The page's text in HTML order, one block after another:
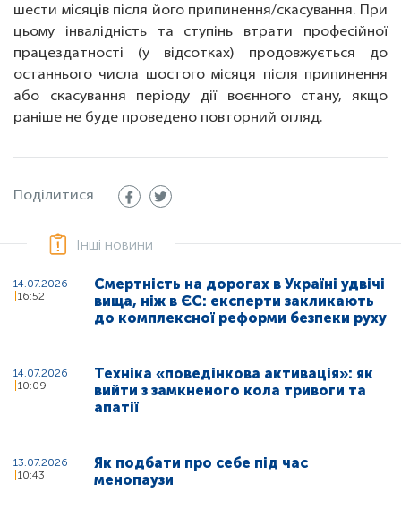
шести місяців після його припинення/скасування. При
цьому інвалідність та ступінь втрати професійної
працездатності (у відсотках) продовжується до
останнього числа шостого місяця після припинення
або скасування періоду дії воєнного стану, якщо
раніше не буде проведено повторний огляд.
Поділитися
Інші новини
14.07.2026
16:52
Смертність на дорогах в Україні удвічі
вища, ніж в ЄС: експерти закликають
до комплексної реформи безпеки руху
14.07.2026
10:09
Техніка «поведінкова активація»: як
вийти з замкненого кола тривоги та
апатії
13.07.2026
10:43
Як подбати про себе під час
менопаузи